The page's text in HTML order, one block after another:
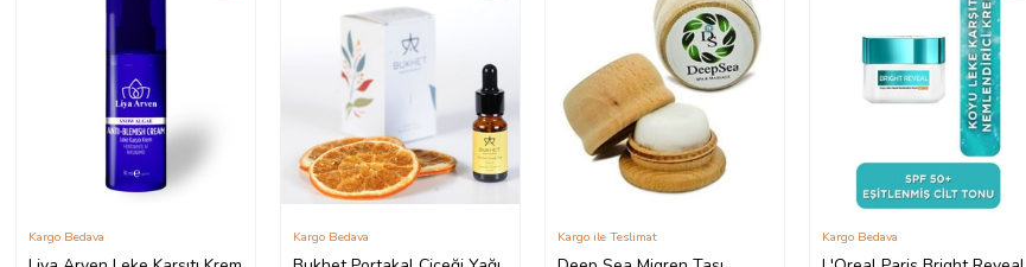
Kargo Bedava Kargo Bedava Kargo ile Teslimat Kargo Bedava